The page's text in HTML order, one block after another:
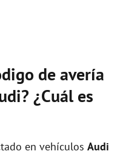
de avería
¿Cuál es
en vehículos Audi